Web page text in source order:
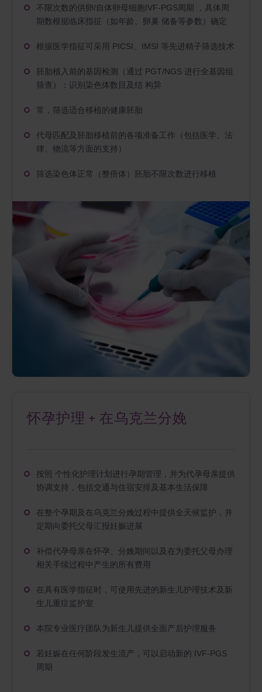
不限次数的供卵/自体卵母细胞IVF-PGS周期 ，具体周
期数根据临床指征（如年龄、卵巢 储备等参数）确定
根据医学指征可采用 PICSI、IMSI 等先进精子筛选技术
胚胎植入前的基因检测（通过 PGT/NGS 进行全基因组
筛查）：识别染色体数目及结 构异
常，筛选适合移植的健康胚胎
代母匹配及胚胎移植前的各项准备工作（包括医学、法
律、物流等方面的支持）
筛选染色体正常（整倍体）胚胎不限次数进行移植
怀孕护理 + 在乌克兰分娩
按照 个性化护理计划进行孕期管理，并为代孕母亲提供
协调支持，包括交通与住宿安排及基本生活保障
在整个孕期及在乌克兰分娩过程中提供全天候监护，并
定期向委托父母汇报妊娠进展
补偿代孕母亲在怀孕、分娩期间以及在为委托父母办理
相关手续过程中产生的所有费用
在具有医学指征时，可使用先进的新生儿护理技术及新
生儿重症监护室
本院专业医疗团队为新生儿提供全面产后护理服务
若妊娠在任何阶段发生流产，可以启动新的 IVF-PGS
周期